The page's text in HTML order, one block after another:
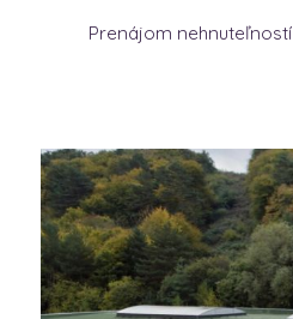
Prenájom nehnuteľností